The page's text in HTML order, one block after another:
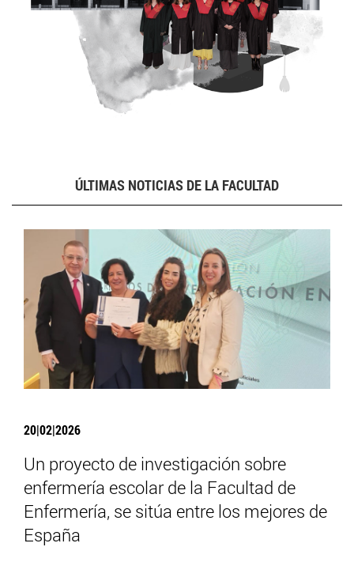
ÚLTIMAS NOTICIAS DE LA FACULTAD
20|02|2026
Un proyecto de investigación sobre
enfermería escolar de la Facultad de
Enfermería, se sitúa entre los mejores de
España